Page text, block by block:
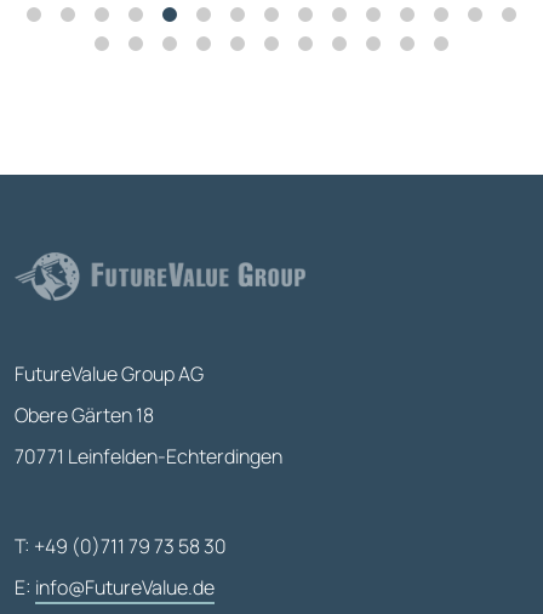
FutureValue Group AG
Obere Gärten 18
70771 Leinfelden-Echterdingen
T: +49 (0)711 79 73 58 30
E: info@FutureValue.de